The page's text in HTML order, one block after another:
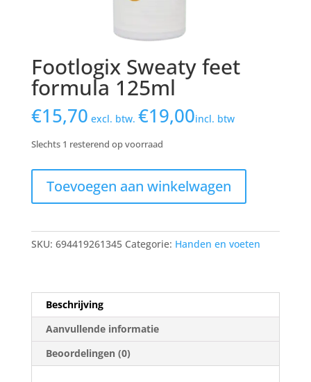
Footlogix Sweaty feet
formula 125ml
€15,70 excl. btw. €19,00incl. btw
Slechts 1 resterend op voorraad
Sweaty
feet
125ml
Toevoegen aan winkelwagen
SKU: 694419261345 Categorie: Handen en voeten
Beschrijving
Aanvullende informatie
Beoordelingen (0)